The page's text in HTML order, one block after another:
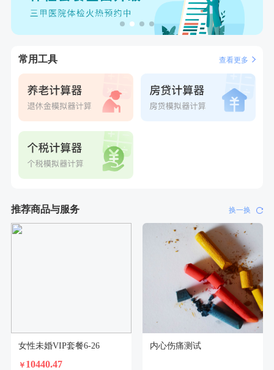
7分钟前
毛**
购买了汤臣倍健多维男士多种维生素矿物质片1.5g*60片*2
成功预约了尊享版孕前套餐（女）
常用工具 查看更多
推荐商品与服务 换一换
女性未婚VIP套餐6-26
￥ 10440.47
内心伤痛测试